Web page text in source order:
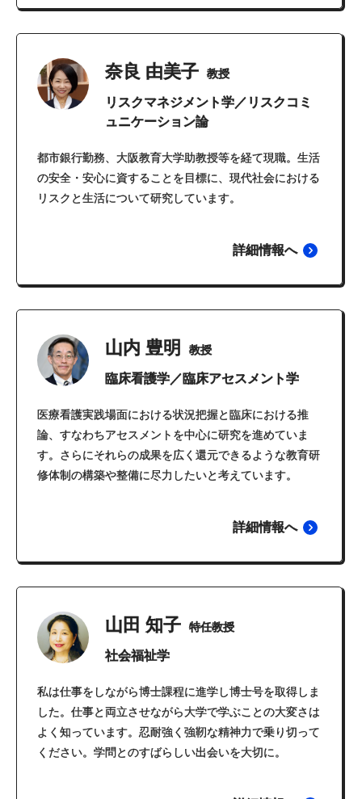
奈良 由美子 教授
リスクマネジメント学／リスクコミ
ュニケーション論
都市銀行勤務、大阪教育大学助教授等を経て現職。生活
の安全・安心に資することを目標に、現代社会における
リスクと生活について研究しています。
詳細情報へ
山内 豊明 教授
臨床看護学／臨床アセスメント学
医療看護実践場面における状況把握と臨床における推
論、すなわちアセスメントを中心に研究を進めていま
す。さらにそれらの成果を広く還元できるような教育研
修体制の構築や整備に尽力したいと考えています。
詳細情報へ
山田 知子 特任教授
社会福祉学
私は仕事をしながら博士課程に進学し博士号を取得しま
した。仕事と両立させながら大学で学ぶことの大変さは
よく知っています。忍耐強く強靭な精神力で乗り切って
ください。学問とのすばらしい出会いを大切に。